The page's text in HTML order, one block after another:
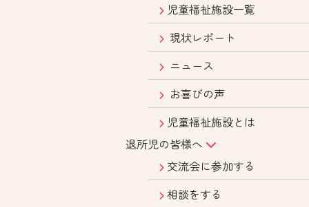
児童福祉施設一覧
現状レポート
ニュース
お喜びの声
児童福祉施設とは
退所児の皆様へ
交流会に参加する
相談をする